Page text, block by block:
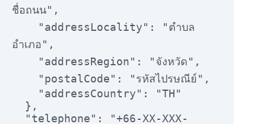
ชื่อถนน",
อำเภอ",